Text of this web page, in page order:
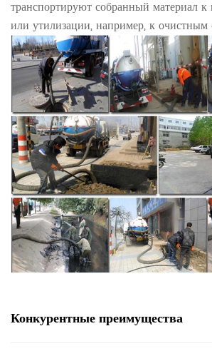
транспортируют собранный материал к
или утилизации, например, к
Конкурентные преимущества